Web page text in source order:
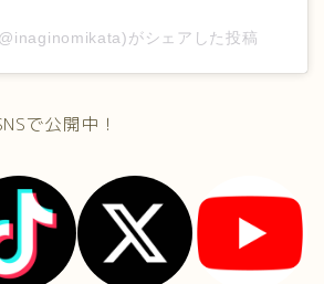
がシェアした投稿
で公開中！